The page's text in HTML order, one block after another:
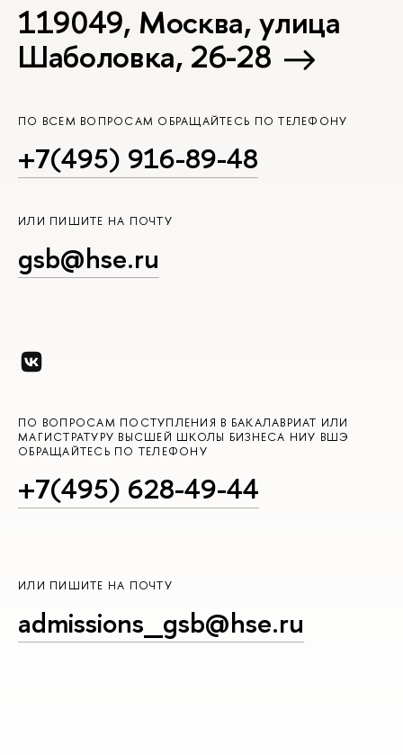
119049, Москва, улица
Шаболовка, 26-28
ПО ВСЕМ ВОПРОСАМ ОБРАЩАЙТЕСЬ ПО ТЕЛЕФОНУ
+7(495) 916-89-48
ИЛИ ПИШИТЕ НА ПОЧТУ
gsb@hse.ru
ПО ВОПРОСАМ ПОСТУПЛЕНИЯ В БАКАЛАВРИАТ ИЛИ
МАГИСТРАТУРУ ВЫСШЕЙ ШКОЛЫ БИЗНЕСА НИУ ВШЭ
ОБРАЩАЙТЕСЬ ПО ТЕЛЕФОНУ
+7(495) 628-49-44
ИЛИ ПИШИТЕ НА ПОЧТУ
admissions_gsb@hse.ru